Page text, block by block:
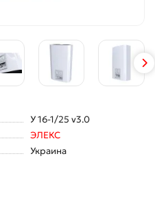
У 16-1/25 v3.0
ЭЛЕКС
Украина